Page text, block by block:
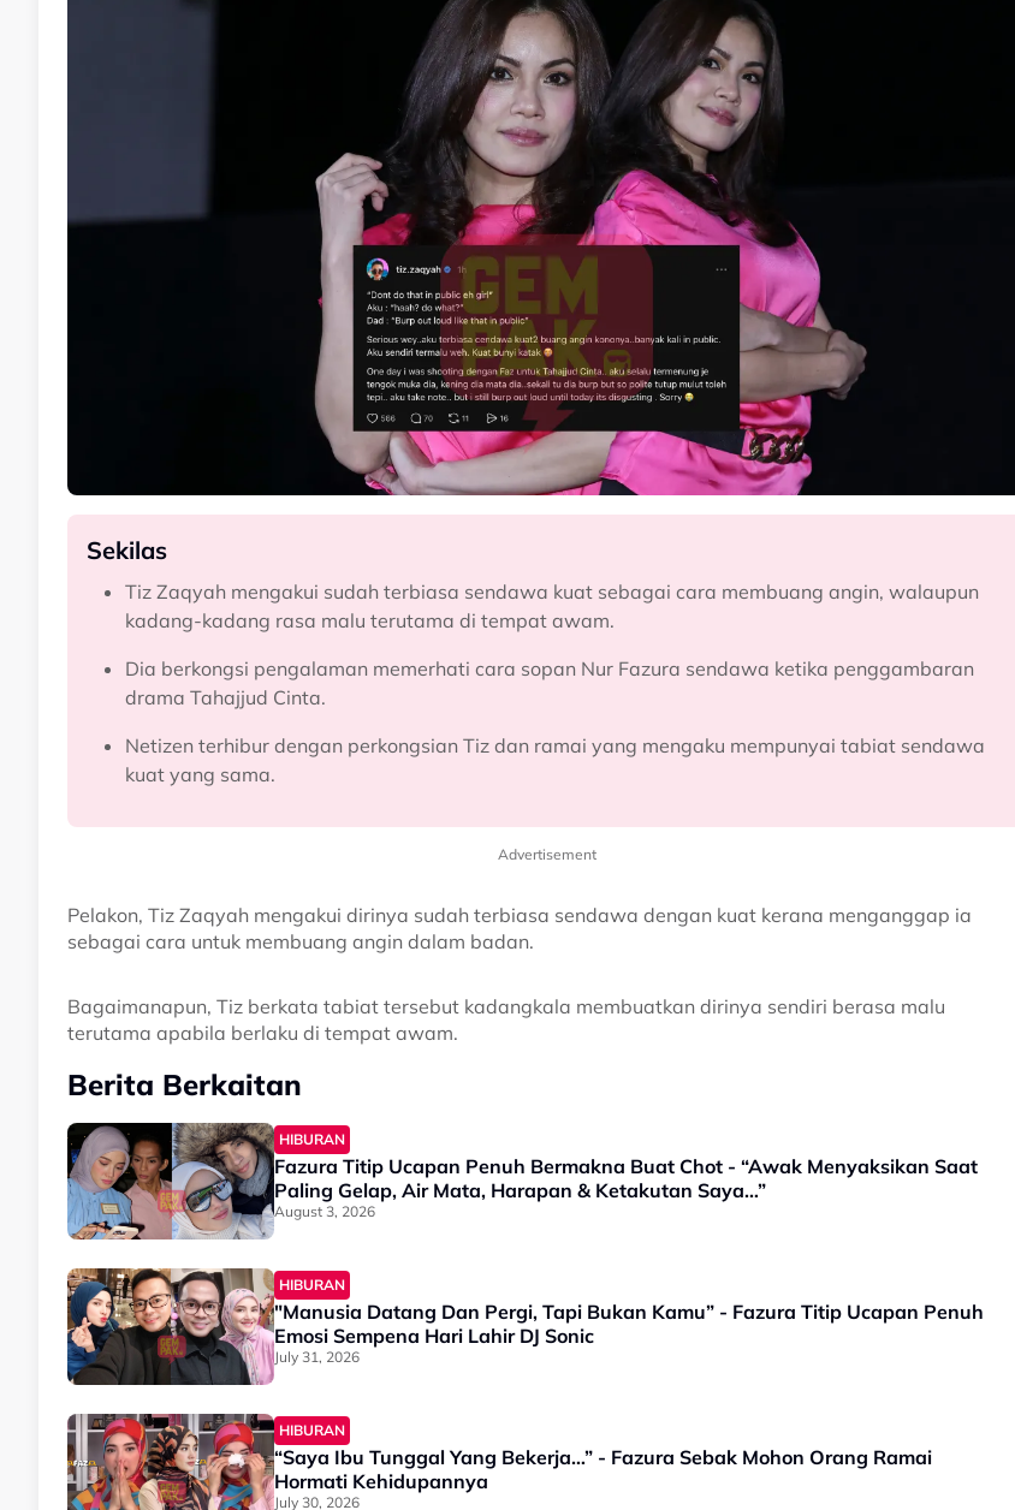
Sekilas
Tiz Zaqyah mengakui sudah terbiasa sendawa kuat sebagai cara membuang angin, walaupun
kadang-kadang rasa malu terutama di tempat awam.
Dia berkongsi pengalaman memerhati cara sopan Nur Fazura sendawa ketika penggambaran
drama Tahajjud Cinta.
Netizen terhibur dengan perkongsian Tiz dan ramai yang mengaku mempunyai tabiat sendawa
kuat yang sama.
Advertisement
Pelakon, Tiz Zaqyah mengakui dirinya sudah terbiasa sendawa dengan kuat kerana menganggap ia
sebagai cara untuk membuang angin dalam badan.
Bagaimanapun, Tiz berkata tabiat tersebut kadangkala membuatkan dirinya sendiri berasa malu
terutama apabila berlaku di tempat awam.
Berita Berkaitan
HIBURAN
Fazura Titip Ucapan Penuh Bermakna Buat Chot - “Awak Menyaksikan Saat
Paling Gelap, Air Mata, Harapan & Ketakutan Saya…”
August 3, 2026
HIBURAN
"Manusia Datang Dan Pergi, Tapi Bukan Kamu” - Fazura Titip Ucapan Penuh
Emosi Sempena Hari Lahir DJ Sonic
July 31, 2026
HIBURAN
“Saya Ibu Tunggal Yang Bekerja…” - Fazura Sebak Mohon Orang Ramai
Hormati Kehidupannya
July 30, 2026